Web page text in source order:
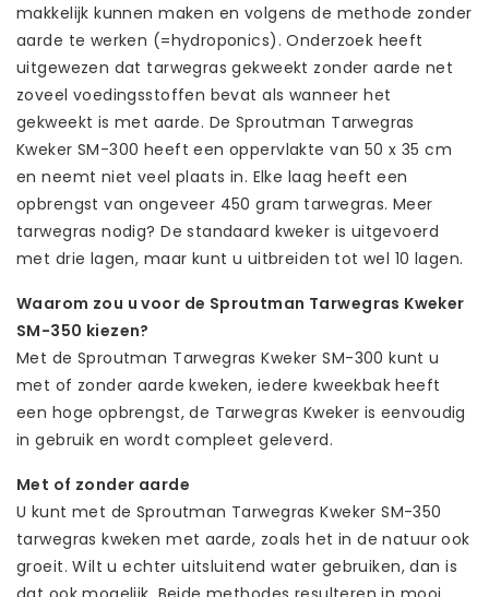
makkelijk kunnen maken en volgens de methode zonder
aarde te werken (=hydroponics). Onderzoek heeft
uitgewezen dat tarwegras gekweekt zonder aarde net
zoveel voedingsstoffen bevat als wanneer het
gekweekt is met aarde. De Sproutman Tarwegras
Kweker SM-300 heeft een oppervlakte van 50 x 35 cm
en neemt niet veel plaats in. Elke laag heeft een
opbrengst van ongeveer 450 gram tarwegras. Meer
tarwegras nodig? De standaard kweker is uitgevoerd
met drie lagen, maar kunt u uitbreiden tot wel 10 lagen.
Waarom zou u voor de Sproutman Tarwegras Kweker
SM-350 kiezen?
Met de Sproutman Tarwegras Kweker SM-300 kunt u
met of zonder aarde kweken, iedere kweekbak heeft
een hoge opbrengst, de Tarwegras Kweker is eenvoudig
in gebruik en wordt compleet geleverd.
Met of zonder aarde
U kunt met de Sproutman Tarwegras Kweker SM-350
tarwegras kweken met aarde, zoals het in de natuur ook
groeit. Wilt u echter uitsluitend water gebruiken, dan is